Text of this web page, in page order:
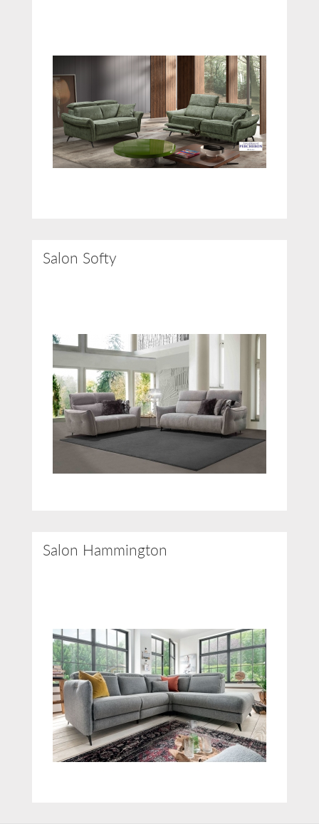
Salon Softy
Salon Hammington